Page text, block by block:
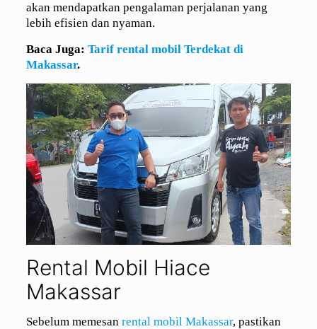
akan mendapatkan pengalaman perjalanan yang
lebih efisien dan nyaman.
Baca Juga: Tarif rental mobil Terdekat di
Makassar.
Rental Mobil Hiace
Makassar
Sebelum memesan rental mobil Makassar, pastikan